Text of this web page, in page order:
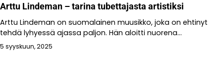
Arttu Lindeman – tarina tubettajasta artistiksi
Arttu Lindeman on suomalainen muusikko, joka on ehtinyt
tehdä lyhyessä ajassa paljon. Hän aloitti nuorena...
5 syyskuun, 2025